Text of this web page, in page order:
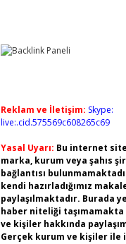
Reklam ve İletişim: Skype:
live:.cid.575569c608265c69
Yasal Uyarı: Bu internet
marka, kurum veya şahıs
bağlantısı
kendi hazırladığımız
paylaşılmaktadır. Burada
haber niteliği
ve kişiler hakkında
Gerçek kurum ve kişiler